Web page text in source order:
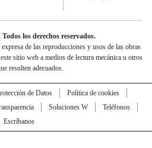
los derechos reservados.
de las reproducciones y usos de las obras
sitio web a medios de lectura mecánica u otros
resulten adecuados.
de Datos
Política de cookies
Soluciones W
Teléfonos
Escríbanos